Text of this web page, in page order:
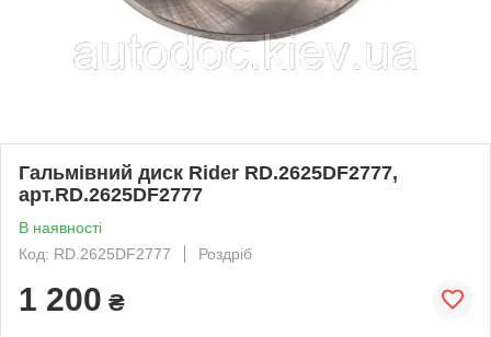
Гальмівний диск Rider RD.2625DF2777,
арт.RD.2625DF2777
В наявності
Код: RD.2625DF2777
Роздріб
1 200 ₴